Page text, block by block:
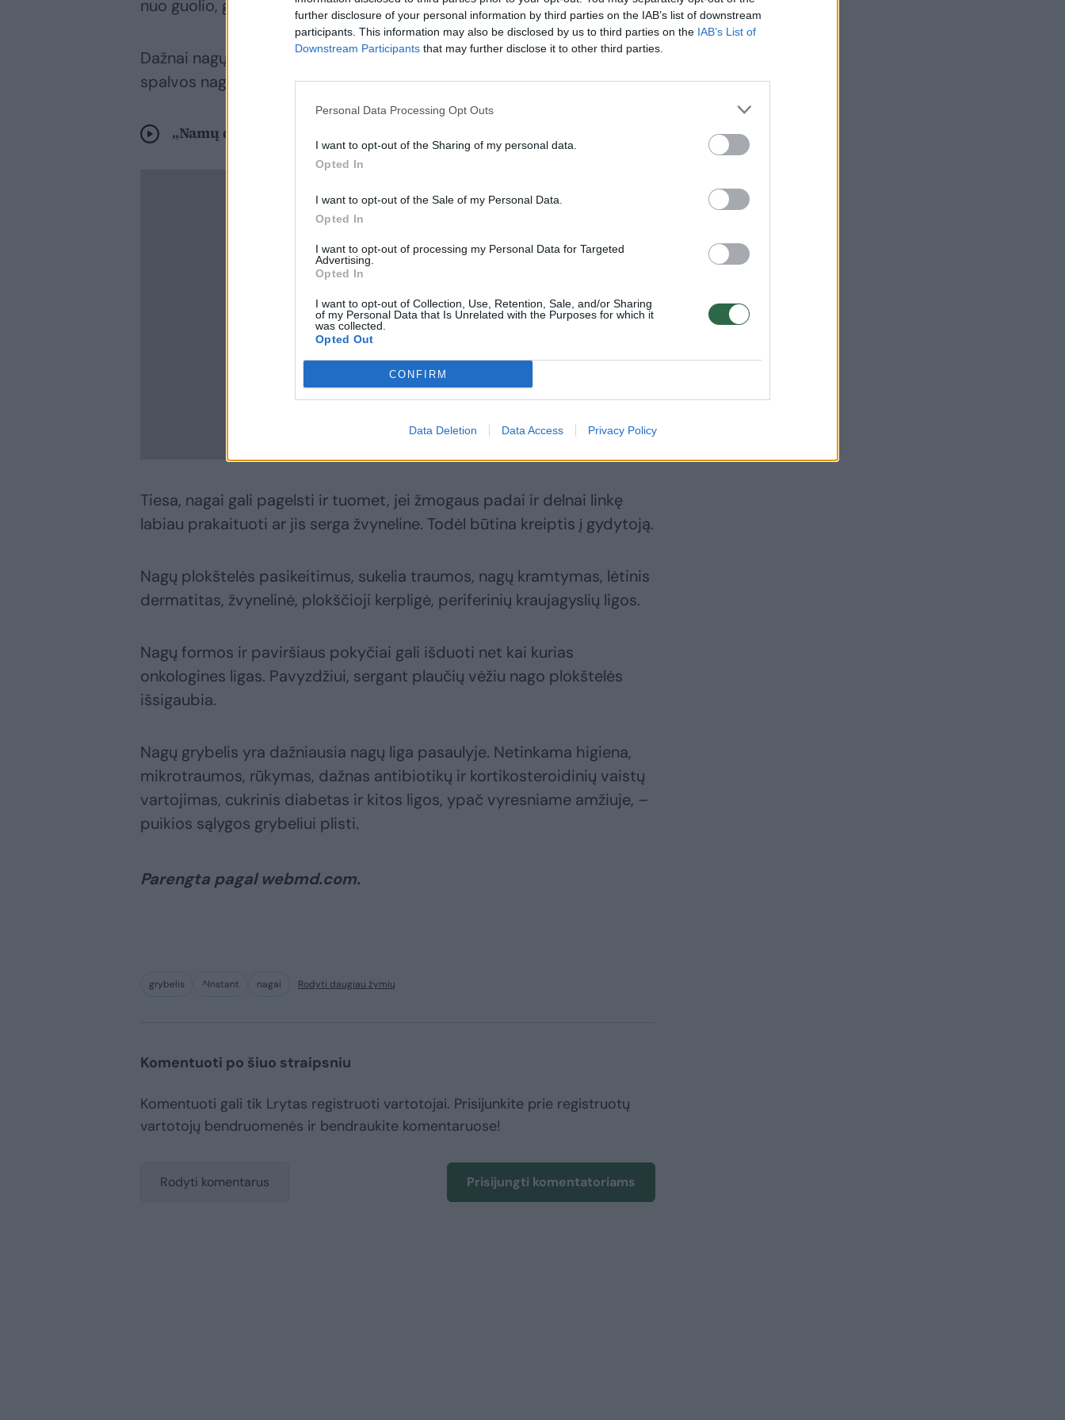
further disclosure of your personal information by third parties on the IAB’s list of downstream
participants. This information may also be disclosed by us to third parties on the IAB’s List of
Downstream Participants that may further disclose it to other third parties.
Personal Data Processing Opt Outs
I want to opt-out of the Sharing of my personal data.
Opted In
I want to opt-out of the Sale of my Personal Data.
Opted In
I want to opt-out of processing my Personal Data for Targeted
Advertising.
Opted In
I want to opt-out of Collection, Use, Retention, Sale, and/or Sharing
of my Personal Data that Is Unrelated with the Purposes for which it
was collected.
Opted Out
CONFIRM
Data Deletion Data Access Privacy Policy
nuo guolio, galima įtarti grybelinę infekciją.
Dažnai nagų plokštelės pagelsta naudojant ryškiai raudonos ar tamsios
spalvos nagų laką.
„Namų daktaras“: grybelis — kaip pastebėti ir gydyti? (I)
Tiesa, nagai gali pagelsti ir tuomet, jei žmogaus padai ir delnai linkę
labiau prakaituoti ar jis serga žvyneline. Todėl būtina kreiptis į gydytoją.
Nagų plokštelės pasikeitimus, sukelia traumos, nagų kramtymas, lėtinis
dermatitas, žvynelinė, plokščioji kerpligė, periferinių kraujagyslių ligos.
Nagų formos ir paviršiaus pokyčiai gali išduoti net kai kurias
onkologines ligas. Pavyzdžiui, sergant plaučių vėžiu nago plokštelės
išsigaubia.
Nagų grybelis yra dažniausia nagų liga pasaulyje. Netinkama higiena,
mikrotraumos, rūkymas, dažnas antibiotikų ir kortikosteroidinių vaistų
vartojimas, cukrinis diabetas ir kitos ligos, ypač vyresniame amžiuje, –
puikios sąlygos grybeliui plisti.
Parengta pagal webmd.com.
grybelis ^Instant nagai Rodyti daugiau žymių
Komentuoti po šiuo straipsniu
Komentuoti gali tik Lrytas registruoti vartotojai. Prisijunkite prie registruotų
vartotojų bendruomenės ir bendraukite komentaruose!
Rodyti komentarus Prisijungti komentatoriams